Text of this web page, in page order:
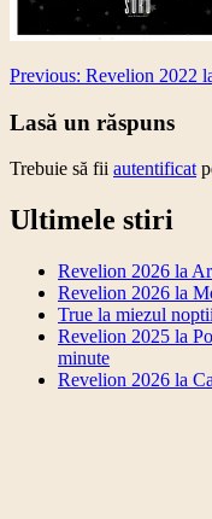
Post
navigation
Previous: Revelion 2022
Lasă un răspuns
Trebuie să fii autentificat
Ultimele stiri
Revelion 2026 la
Revelion 2026 la
True la miezul
Revelion 2025 la
minute
Revelion 2026 la